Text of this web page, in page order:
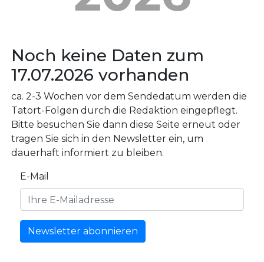
Noch keine Daten zum
17.07.2026 vorhanden
ca. 2-3 Wochen vor dem Sendedatum werden die
Tatort-Folgen durch die Redaktion eingepflegt.
Bitte besuchen Sie dann diese Seite erneut oder
tragen Sie sich in den Newsletter ein, um
dauerhaft informiert zu bleiben.
E-Mail
Newsletter abonnieren